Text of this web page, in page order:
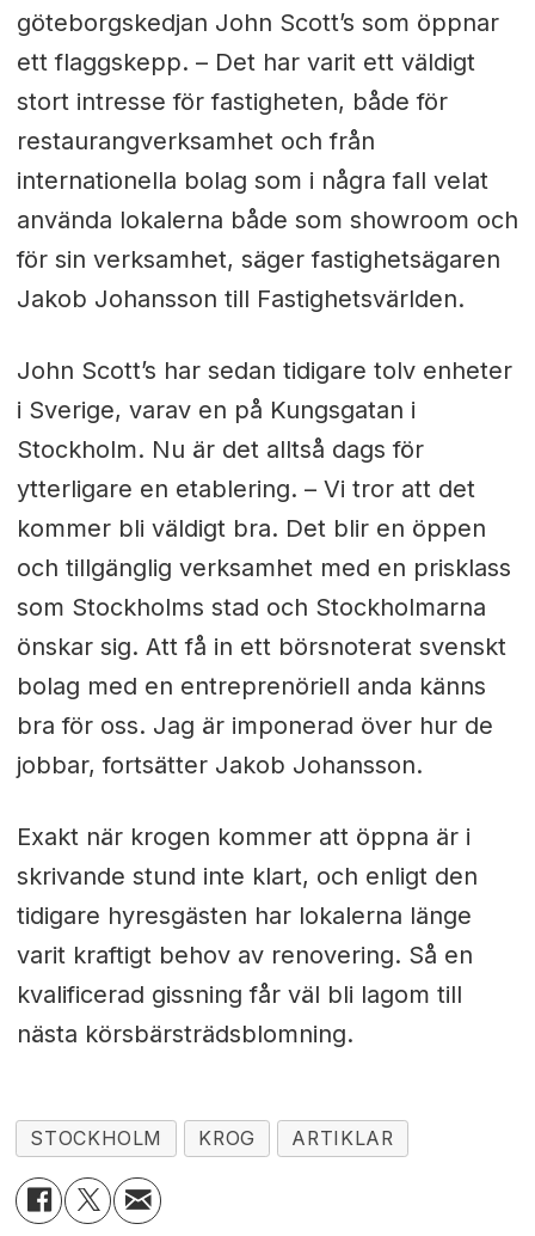
göteborgskedjan John Scott’s som öppnar
ett flaggskepp. – Det har varit ett väldigt
stort intresse för fastigheten, både för
restaurangverksamhet och från
internationella bolag som i några fall velat
använda lokalerna både som showroom och
för sin verksamhet, säger fastighetsägaren
Jakob Johansson till Fastighetsvärlden.
John Scott’s har sedan tidigare tolv enheter
i Sverige, varav en på Kungsgatan i
Stockholm. Nu är det alltså dags för
ytterligare en etablering. – Vi tror att det
kommer bli väldigt bra. Det blir en öppen
och tillgänglig verksamhet med en prisklass
som Stockholms stad och Stockholmarna
önskar sig. Att få in ett börsnoterat svenskt
bolag med en entreprenöriell anda känns
bra för oss. Jag är imponerad över hur de
jobbar, fortsätter Jakob Johansson.
Exakt när krogen kommer att öppna är i
skrivande stund inte klart, och enligt den
tidigare hyresgästen har lokalerna länge
varit kraftigt behov av renovering. Så en
kvalificerad gissning får väl bli lagom till
nästa körsbärsträdsblomning.
STOCKHOLM KROG ARTIKLAR